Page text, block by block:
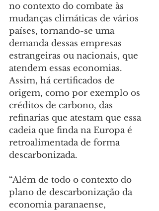
no contexto do combate às
mudanças climáticas de vários
países, tornando-se uma
demanda dessas empresas
estrangeiras ou nacionais, que
atendem essas economias.
Assim, há certificados de
origem, como por exemplo os
créditos de carbono, das
refinarias que atestam que essa
cadeia que finda na Europa é
retroalimentada de forma
descarbonizada.
“Além de todo o contexto do
plano de descarbonização da
economia paranaense,